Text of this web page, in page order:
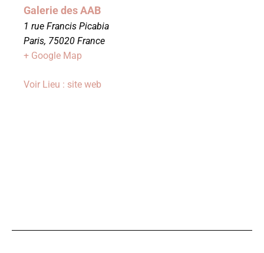
Galerie des AAB
1 rue Francis Picabia
Paris, 75020 France
+ Google Map
Voir Lieu : site web